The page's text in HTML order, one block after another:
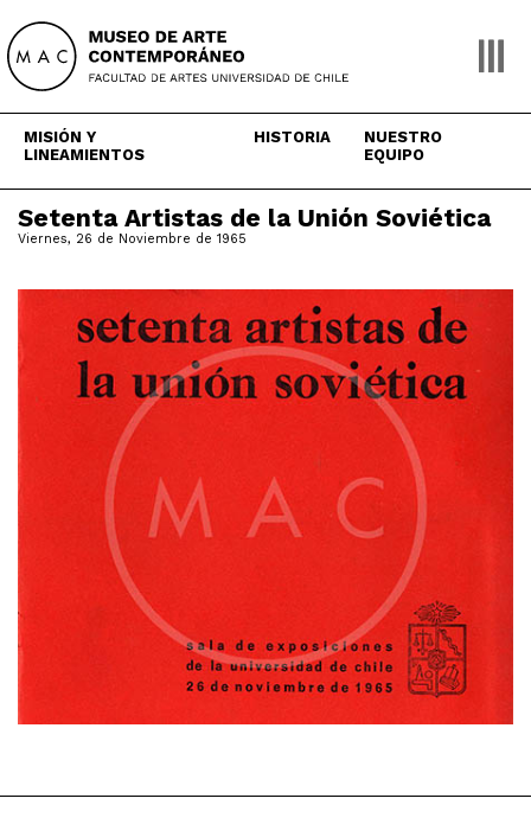
content
MISIÓN Y
LINEAMIENTOS
HISTORIA
NUESTRO
EQUIPO
Setenta Artistas de la Unión Soviética
Viernes, 26 de Noviembre de 1965